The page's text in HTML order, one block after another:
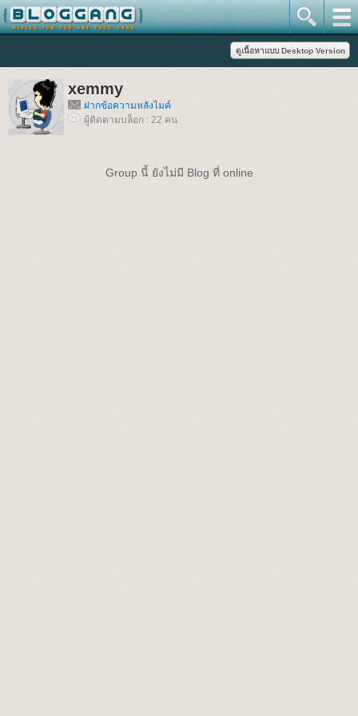
xemmy
ฝากข้อความหลังไมค์
ผู้ติดตามบล็อก : 22 คน
Group นี้ ยังไม่มี Blog ที่ online